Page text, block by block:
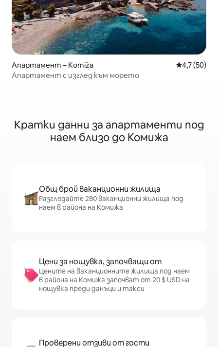
Апартамент – Komiža Средна
4,7 (50)
Апартамент с изглед към морето
Кратки данни за апартаменти под
наем близо до Комижа
Общ брой ваканционни жилища
Разгледайте 280 ваканционни жилища под
наем в района на Комижа
Цени за нощувка, започващи от
Цените на ваканционните жилища под наем
в района на Комижа започват от 20 $ USD на
нощувка преди данъци и такси
Проверени отзиви от гости